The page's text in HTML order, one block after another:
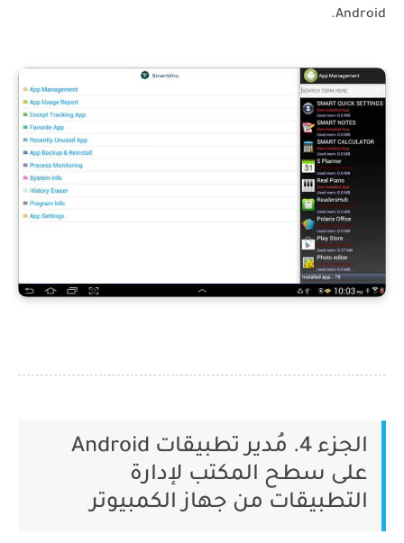
Android.
الجزء 4. مُدير تطبيقات Android
على سطح المكتب لإدارة
التطبيقات من جهاز الكمبيوتر